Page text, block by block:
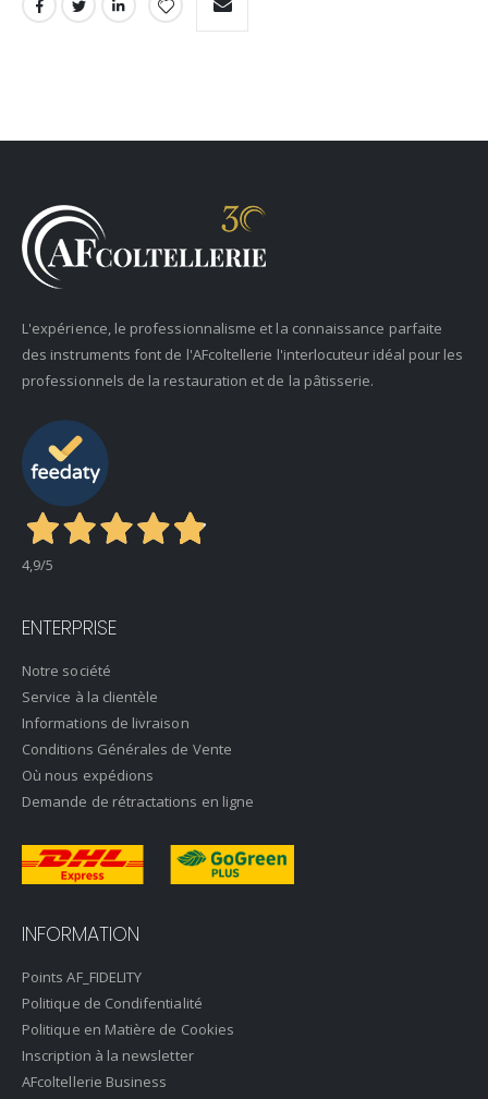
L'expérience, le professionnalisme et la connaissance parfaite
des instruments font de l'AFcoltellerie l'interlocuteur idéal pour les
professionnels de la restauration et de la pâtisserie.
4,9/5
ENTERPRISE
Notre société
Service à la clientèle
Informations de livraison
Conditions Générales de Vente
Où nous expédions
Demande de rétractations en ligne
INFORMATION
Points AF_FIDELITY
Politique de Condifentialité
Politique en Matière de Cookies
Inscription à la newsletter
AFcoltellerie Business